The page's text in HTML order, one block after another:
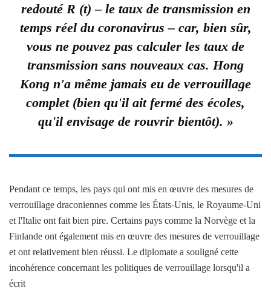
redouté R (t) – le taux de transmission en
temps réel du coronavirus – car, bien sûr,
vous ne pouvez pas calculer les taux de
transmission sans nouveaux cas. Hong
Kong n'a même jamais eu de verrouillage
complet (bien qu'il ait fermé des écoles,
qu'il envisage de rouvrir bientôt). »
Pendant ce temps, les pays qui ont mis en œuvre des mesures de
verrouillage draconiennes comme les États-Unis, le Royaume-Uni
et l'Italie ont fait bien pire. Certains pays comme la Norvège et la
Finlande ont également mis en œuvre des mesures de verrouillage
et ont relativement bien réussi. Le diplomate a souligné cette
incohérence concernant les politiques de verrouillage lorsqu'il a
écrit